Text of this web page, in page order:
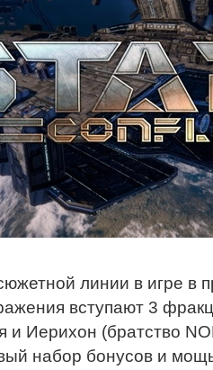
линии в игре в
вступают 3
и Иерихон (братство
набор бонусов и